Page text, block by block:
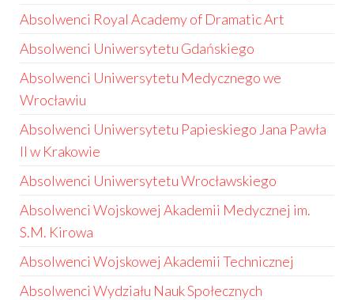
Absolwenci Royal Academy of Dramatic Art
Absolwenci Uniwersytetu Gdańskiego
Absolwenci Uniwersytetu Medycznego we
Wrocławiu
Absolwenci Uniwersytetu Papieskiego Jana Pawła
II w Krakowie
Absolwenci Uniwersytetu Wrocławskiego
Absolwenci Wojskowej Akademii Medycznej im.
S.M. Kirowa
Absolwenci Wojskowej Akademii Technicznej
Absolwenci Wydziału Nauk Społecznych